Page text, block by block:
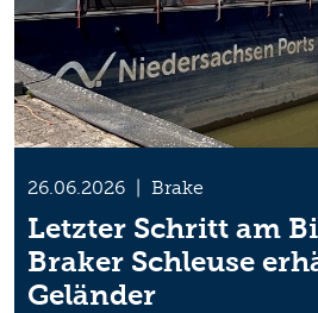
26.06.2026 | Brake
Letzter Schritt am
Braker Schleuse
Geländer